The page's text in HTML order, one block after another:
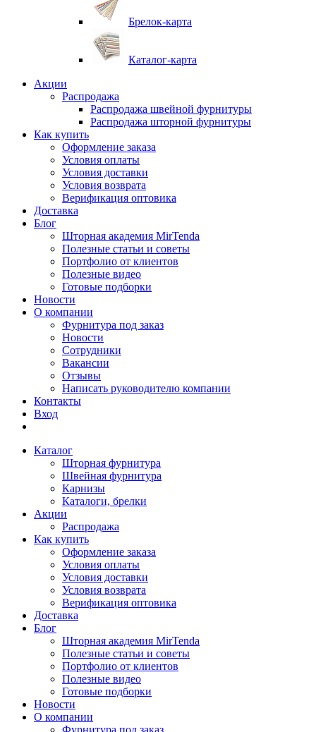
Брелок-карта
Каталог-карта
Акции
Распродажа
Распродажа швейной фурнитуры
Распродажа шторной фурнитуры
Как купить
Оформление заказа
Условия оплаты
Условия доставки
Условия возврата
Верификация оптовика
Доставка
Блог
Шторная академия MirTenda
Полезные статьи и советы
Портфолио от клиентов
Полезные видео
Готовые подборки
Новости
О компании
Фурнитура под заказ
Новости
Сотрудники
Вакансии
Отзывы
Написать руководителю компании
Контакты
Вход
Каталог
Шторная фурнитура
Швейная фурнитура
Карнизы
Каталоги, брелки
Акции
Распродажа
Как купить
Оформление заказа
Условия оплаты
Условия доставки
Условия возврата
Верификация оптовика
Доставка
Блог
Шторная академия MirTenda
Полезные статьи и советы
Портфолио от клиентов
Полезные видео
Готовые подборки
Новости
О компании
Фурнитура под заказ